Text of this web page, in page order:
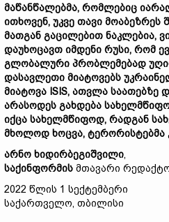
მაწანწალებმა, რომლებიც
ითხოვენ, უკვე თავი მოაბეზრეს
მათგან გაცილებით ნაკლებია,
დაუხოცავთ იმდენი რუსი, რომ
გლობალური პრობლემებად
დასავლეთი მიატოვებს
მიატოვა ISIS, ათვლა საათებზე
არასოდეს გახდება
იქცა სახელმწიფოდ, რადგან
მხოლოდ ხოცვა, ტერორისტებმა
არნო ხიდირბეგიშვილი,
საქინფორმის მთავარი
2022 წლის 1 სექტემბერი
საქართველო, თბილისი